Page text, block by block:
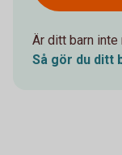
Är ditt barn inte
Så gör du ditt